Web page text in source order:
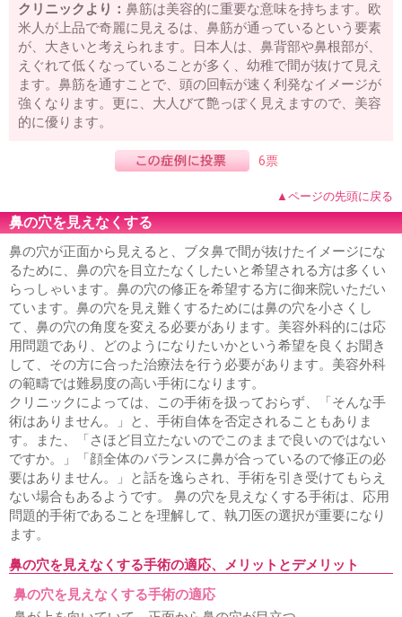
クリニックより： 鼻筋は美容的に重要な意味を持ちます。欧
米人が上品で奇麗に見えるは、鼻筋が通っているという要素
が、大きいと考えられます。日本人は、鼻背部や鼻根部が、
えぐれて低くなっていることが多く、幼稚で間が抜けて見え
ます。鼻筋を通すことで、頭の回転が速く利発なイメージが
強くなります。更に、大人びて艶っぽく見えますので、美容
的に優ります。
6票
▲ページの先頭に戻る
鼻の穴を見えなくする
鼻の穴が正面から見えると、ブタ鼻で間が抜けたイメージにな
るために、鼻の穴を目立たなくしたいと希望される方は多くい
らっしゃいます。鼻の穴の修正を希望する方に御来院いただい
ています。鼻の穴を見え難くするためには鼻の穴を小さくし
て、鼻の穴の角度を変える必要があります。美容外科的には応
用問題であり、どのようになりたいかという希望を良くお聞き
して、その方に合った治療法を行う必要があります。美容外科
の範疇では難易度の高い手術になります。
クリニックによっては、この手術を扱っておらず、「そんな手
術はありません。」と、手術自体を否定されることもありま
す。また、「さほど目立たないのでこのままで良いのではない
ですか。」「顔全体のバランスに鼻が合っているので修正の必
要はありません。」と話を逸らされ、手術を引き受けてもらえ
ない場合もあるようです。 鼻の穴を見えなくする手術は、応用
問題的手術であることを理解して、執刀医の選択が重要になり
ます。
鼻の穴を見えなくする手術の適応、メリットとデメリット
鼻の穴を見えなくする手術の適応